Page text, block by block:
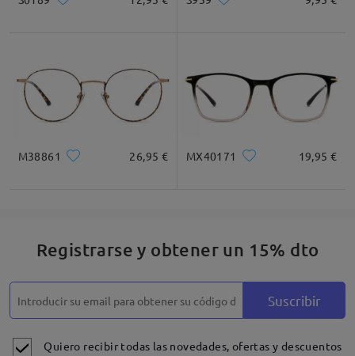
M38861 26,95 € MX40171 19,95 €
Registrarse y obtener un 15% dto
Suscribir
Quiero recibir todas las novedades, ofertas y descuentos